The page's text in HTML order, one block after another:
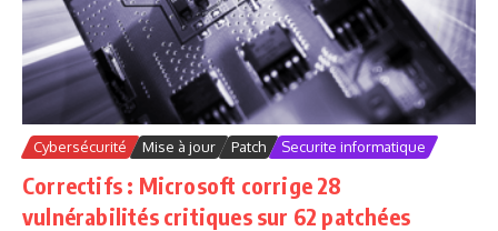
Cybersécurité Mise à jour Patch Securite informatique
Correctifs : Microsoft corrige 28
vulnérabilités critiques sur 62 patchées